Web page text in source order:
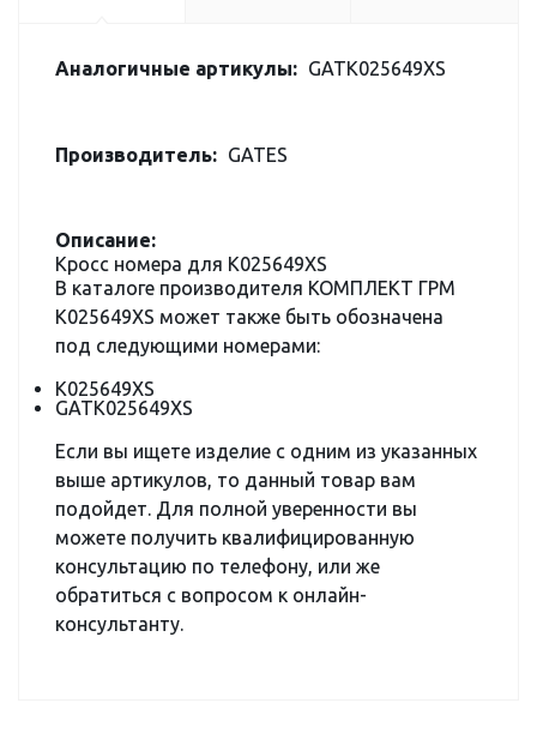
Аналогичные артикулы: GATK025649XS
Производитель: GATES
Описание:
Кросс номера для K025649XS
В каталоге производителя КОМПЛЕКТ ГРМ
K025649XS может также быть обозначена
под следующими номерами:
K025649XS
GATK025649XS
Если вы ищете изделие с одним из указанных
выше артикулов, то данный товар вам
подойдет. Для полной уверенности вы
можете получить квалифицированную
консультацию по телефону, или же
обратиться с вопросом к онлайн-
консультанту.